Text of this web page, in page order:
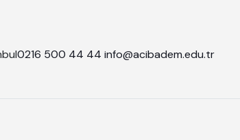
0216 500 44 44 info@acibadem.edu.tr